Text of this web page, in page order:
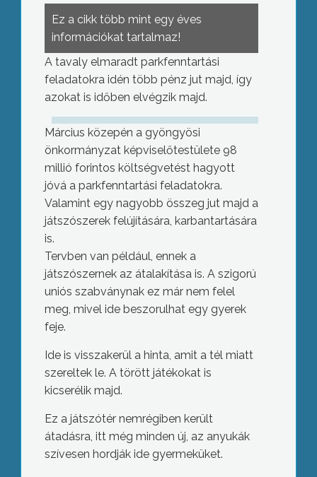
Ez a cikk több mint egy éves
információkat tartalmaz!
A tavaly elmaradt parkfenntartási
feladatokra idén több pénz jut majd, így
azokat is időben elvégzik majd.
Március közepén a gyöngyösi
önkormányzat képviselőtestülete 98
millió forintos költségvetést hagyott
jóvá a parkfenntartási feladatokra.
Valamint egy nagyobb összeg jut majd a
játszószerek felújítására, karbantartására
is.
Tervben van például, ennek a
játszószernek az átalakítása is. A szigorú
uniós szabványnak ez már nem felel
meg, mivel ide beszorulhat egy gyerek
feje.
Ide is visszakerül a hinta, amit a tél miatt
szereltek le. A törött játékokat is
kicserélik majd.
Ez a játszótér nemrégiben került
átadásra, itt még minden új, az anyukák
szívesen hordják ide gyermeküket.